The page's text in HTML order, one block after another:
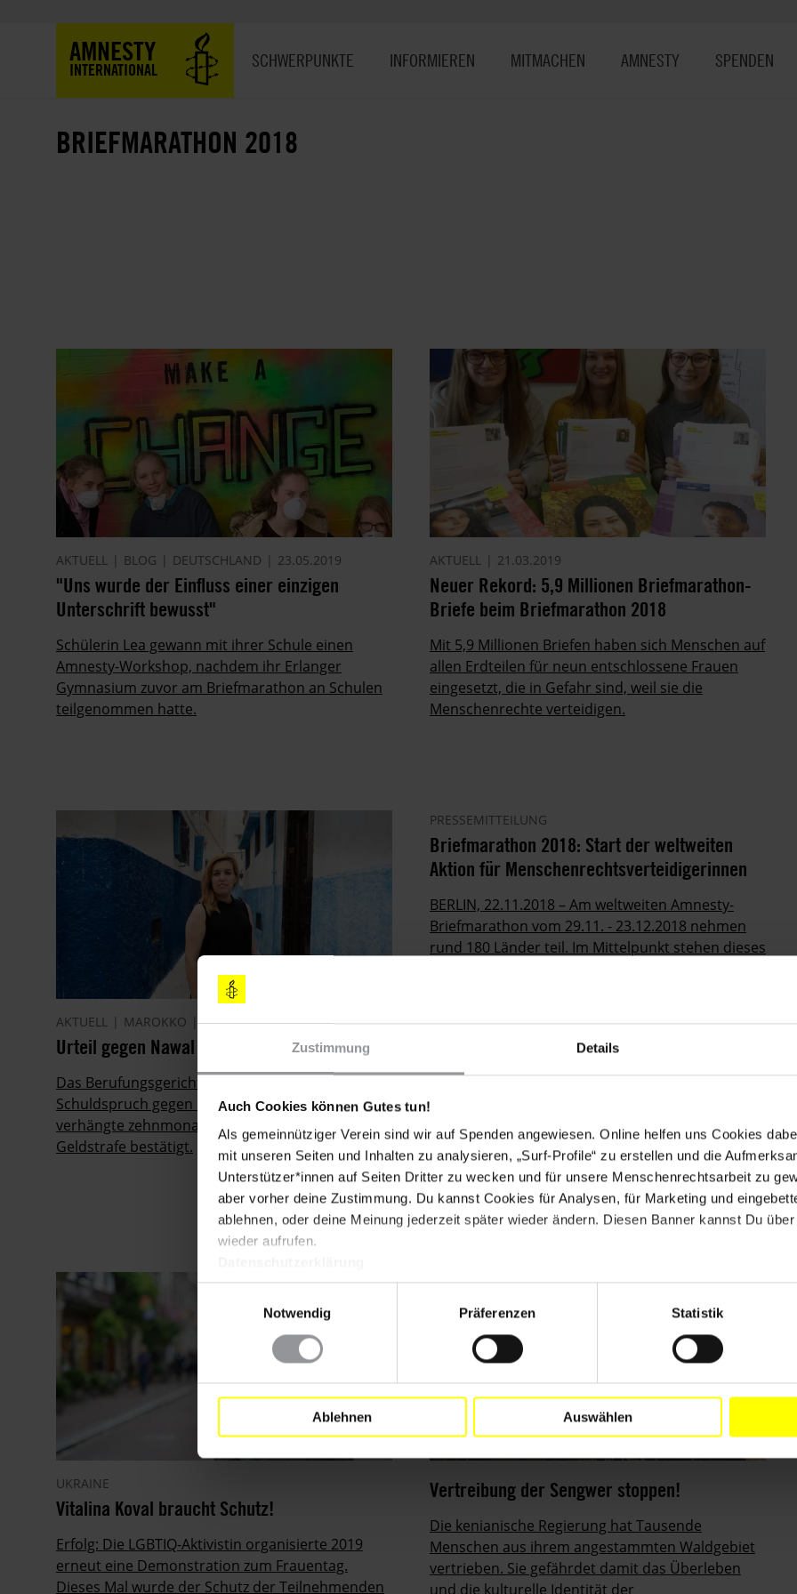
Zustimmung Details
Auch Cookies können Gutes tun!
Als gemeinnütziger Verein sind wir auf Spenden angewiesen. Online helfen uns Cookies
mit unseren Seiten und Inhalten zu analysieren, „Surf-Profile“ zu erstellen und die
Unterstützer*innen auf Seiten Dritter zu wecken und für unsere Menschenrechtsarbeit zu
aber vorher deine Zustimmung. Du kannst Cookies für Analysen, für Marketing und
ablehnen, oder deine Meinung jederzeit später wieder ändern. Diesen Banner kannst Du
wieder aufrufen.
Notwendig
Präferenzen Statistik
Ablehnen Auswählen
AMNESTY
INTERNATIONAL SCHWERPUNKTE INFORMIEREN MITMACHEN AMNESTY SPENDEN
BRIEFMARATHON 2018
AKTUELL BLOG DEUTSCHLAND 23.05.2019
"Uns wurde der Einfluss einer einzigen
Unterschrift bewusst"
Schülerin Lea gewann mit ihrer Schule einen
Amnesty-Workshop, nachdem ihr Erlanger
Gymnasium zuvor am Briefmarathon an Schulen
teilgenommen hatte.
AKTUELL 21.03.2019
Neuer Rekord: 5,9 Millionen Briefmarathon-
Briefe beim Briefmarathon 2018
Mit 5,9 Millionen Briefen haben sich Menschen auf
allen Erdteilen für neun entschlossene Frauen
eingesetzt, die in Gefahr sind, weil sie die
Menschenrechte verteidigen.
AKTUELL MAROKKO 18.01.2019
Urteil gegen Nawal Benaissa bestätigt
Das Berufungsgericht in Al Hoceima hat den
Schuldspruch gegen Nawal Benaissa und die
verhängte zehnmonatige Bewährungs- sowie eine
Geldstrafe bestätigt.
PRESSEMITTEILUNG
Briefmarathon 2018: Start der weltweiten
Aktion für Menschenrechtsverteidigerinnen
BERLIN, 22.11.2018 – Am weltweiten Amnesty-
Briefmarathon vom 29.11. - 23.12.2018 nehmen
rund 180 Länder teil. Im Mittelpunkt stehen dieses
UKRAINE
Vitalina Koval braucht Schutz!
Erfolg: Die LGBTIQ-Aktivistin organisierte 2019
erneut eine Demonstration zum Frauentag.
Dieses Mal wurde der Schutz der Teilnehmenden
Vertreibung der Sengwer stoppen!
Die kenianische Regierung hat Tausende
Menschen aus ihrem angestammten Waldgebiet
vertrieben. Sie gefährdet damit das Überleben
und die kulturelle Identität der